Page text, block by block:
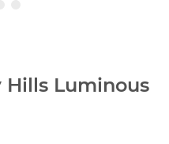
Hills Luminous